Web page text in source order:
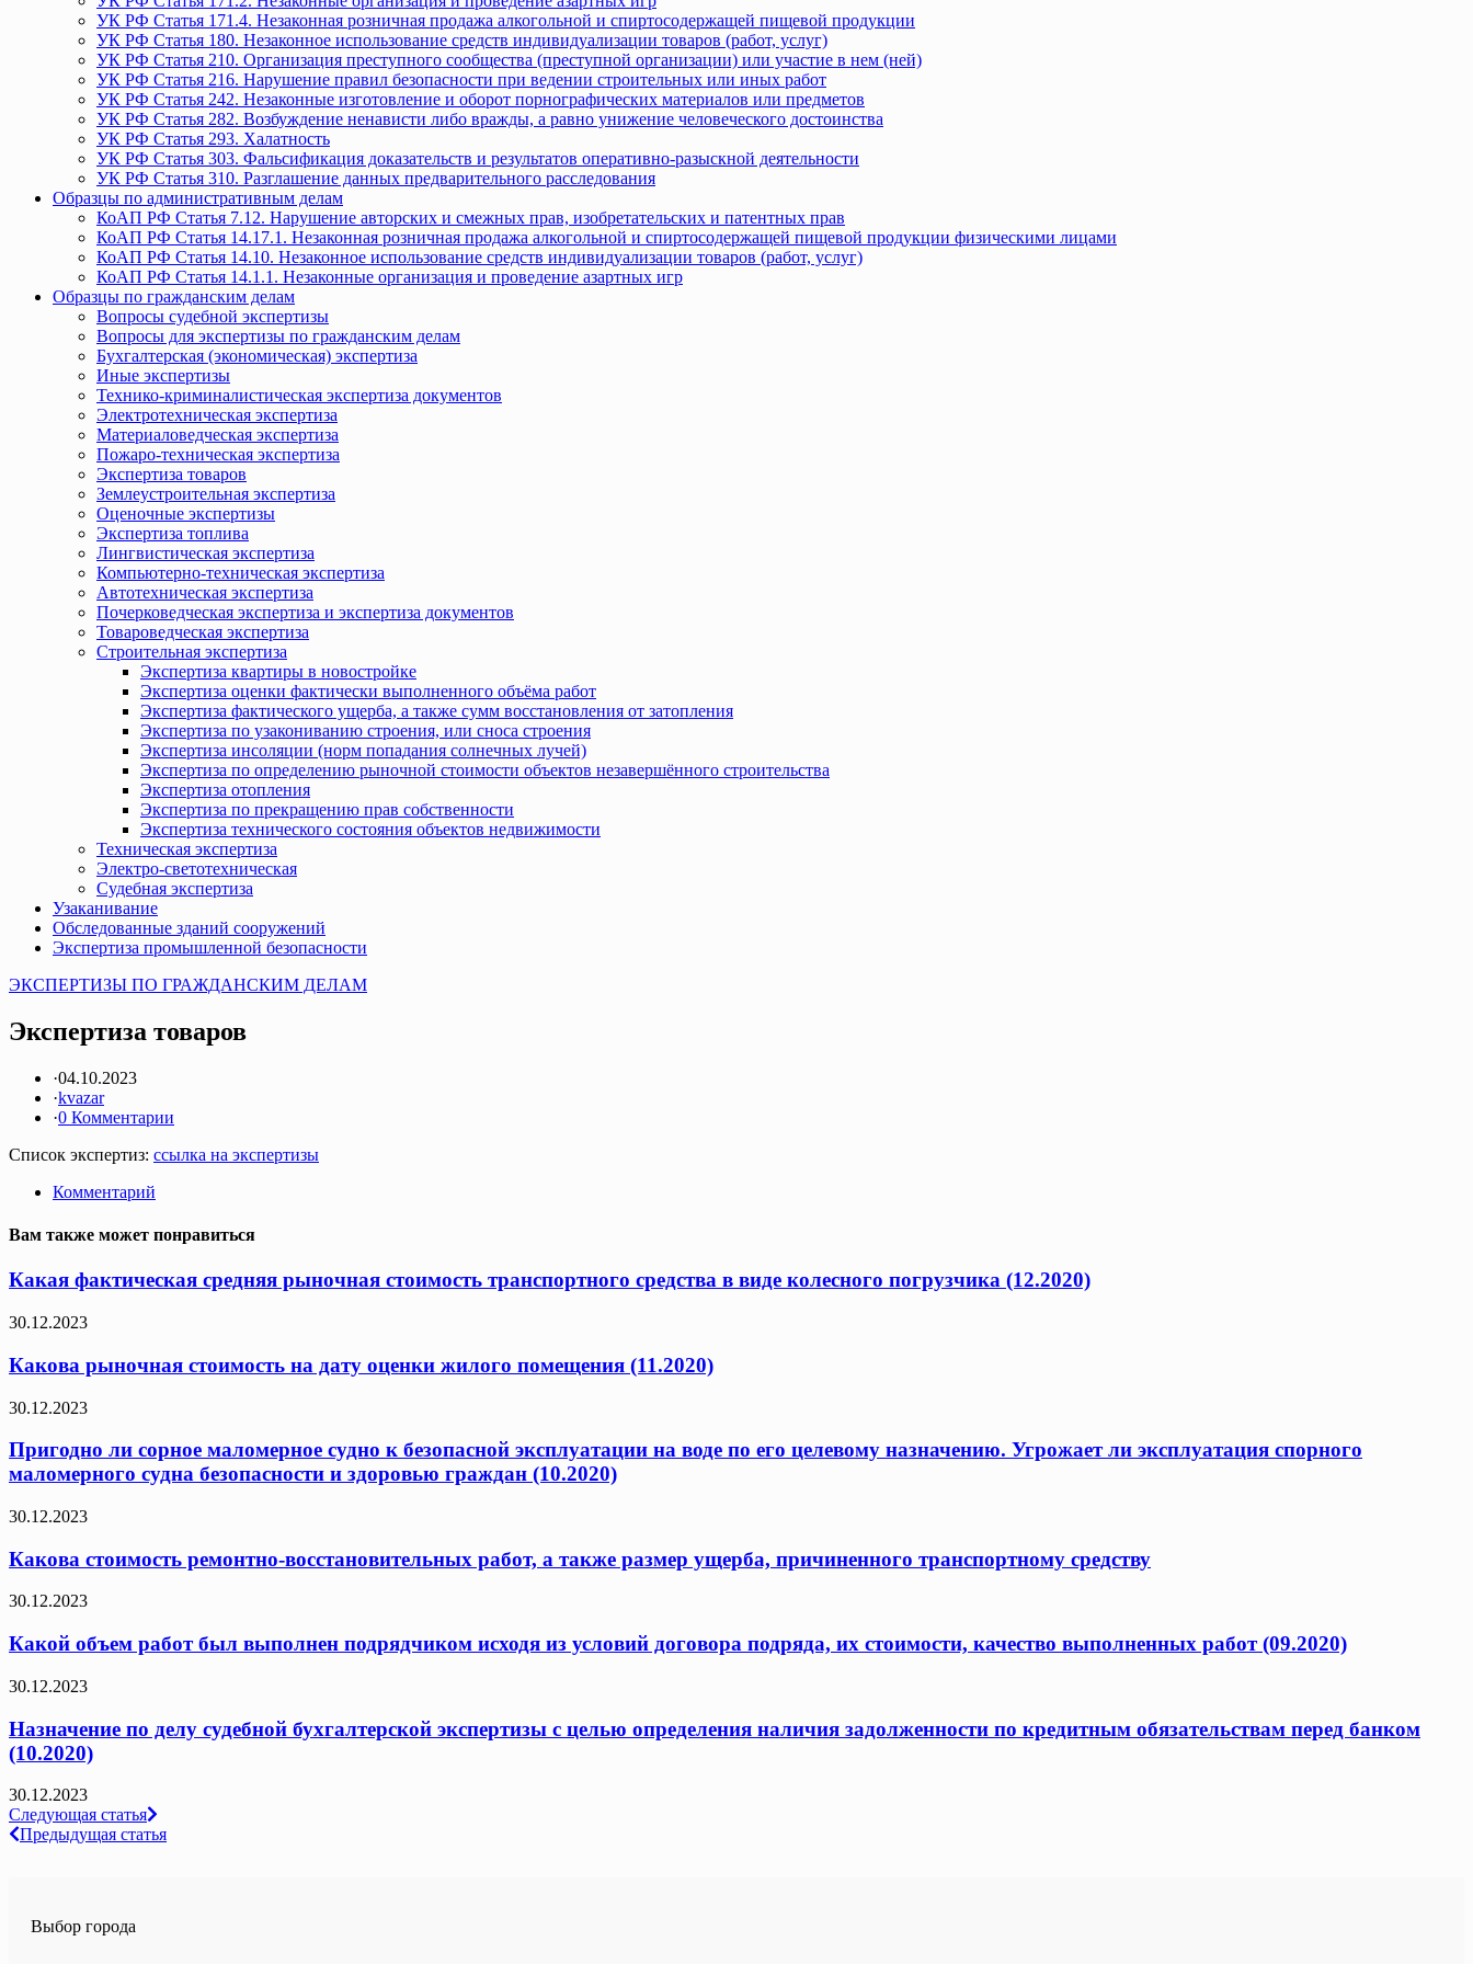
УК РФ Статья 171.4. Незаконная розничная продажа алкогольной и спиртосодержащей пищевой продукции
УК РФ Статья 180. Незаконное использование средств индивидуализации товаров (работ, услуг)
УК РФ Статья 210. Организация преступного сообщества (преступной организации) или участие в нем (ней)
УК РФ Статья 216. Нарушение правил безопасности при ведении строительных или иных работ
УК РФ Статья 242. Незаконные изготовление и оборот порнографических материалов или предметов
УК РФ Статья 282. Возбуждение ненависти либо вражды, а равно унижение человеческого достоинства
УК РФ Статья 293. Халатность
УК РФ Статья 303. Фальсификация доказательств и результатов оперативно-разыскной деятельности
УК РФ Статья 310. Разглашение данных предварительного расследования
Образцы по административным делам
КоАП РФ Статья 7.12. Нарушение авторских и смежных прав, изобретательских и патентных прав
КоАП РФ Статья 14.17.1. Незаконная розничная продажа алкогольной и спиртосодержащей пищевой продукции физическими лицами
КоАП РФ Статья 14.10. Незаконное использование средств индивидуализации товаров (работ, услуг)
КоАП РФ Статья 14.1.1. Незаконные организация и проведение азартных игр
Образцы по гражданским делам
Вопросы судебной экспертизы
Вопросы для экспертизы по гражданским делам
Бухгалтерская (экономическая) экспертиза
Иные экспертизы
Технико-криминалистическая экспертиза документов
Электротехническая экспертиза
Материаловедческая экспертиза
Пожаро-техническая экспертиза
Экспертиза товаров
Землеустроительная экспертиза
Оценочные экспертизы
Экспертиза топлива
Лингвистическая экспертиза
Компьютерно-техническая экспертиза
Автотехническая экспертиза
Почерковедческая экспертиза и экспертиза документов
Товароведческая экспертиза
Строительная экспертиза
Экспертиза квартиры в новостройке
Экспертиза оценки фактически выполненного объёма работ
Экспертиза фактического ущерба, а также сумм восстановления от затопления
Экспертиза по узакониванию строения, или сноса строения
Экспертиза инсоляции (норм попадания солнечных лучей)
Экспертиза по определению рыночной стоимости объектов незавершённого строительства
Экспертиза отопления
Экспертиза по прекращению прав собственности
Экспертиза технического состояния объектов недвижимости
Техническая экспертиза
Электро-светотехническая
Судебная экспертиза
Узаканивание
Обследованные зданий сооружений
Экспертиза промышленной безопасности
ЭКСПЕРТИЗЫ ПО ГРАЖДАНСКИМ ДЕЛАМ
Экспертиза товаров
·04.10.2023
·kvazar
·0 Комментарии
Список экспертиз: ссылка на экспертизы
Комментарий
Вам также может понравиться
Какая фактическая средняя рыночная стоимость транспортного средства в виде колесного погрузчика (12.2020)
30.12.2023
Какова рыночная стоимость на дату оценки жилого помещения (11.2020)
30.12.2023
Пригодно ли сорное маломерное судно к безопасной эксплуатации на воде по его целевому назначению. Угрожает ли эксплуатация спорного
маломерного судна безопасности и здоровью граждан (10.2020)
30.12.2023
Какова стоимость ремонтно-восстановительных работ, а также размер ущерба, причиненного транспортному средству
30.12.2023
Какой объем работ был выполнен подрядчиком исходя из условий договора подряда, их стоимости, качество выполненных работ (09.2020)
30.12.2023
Назначение по делу судебной бухгалтерской экспертизы с целью определения наличия задолженности по кредитным обязательствам перед банком
(10.2020)
30.12.2023
Навигация
по
Следующая статья
Предыдущая статья
Выбор города